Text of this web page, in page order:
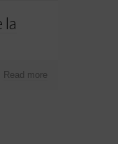
la
Read more